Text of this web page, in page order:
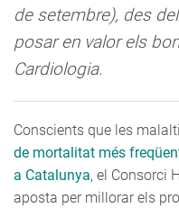
de setembre), des
posar en valor els
Cardiologia.
Conscients que les
de mortalitat més
a Catalunya, el Consorci
aposta per millorar els